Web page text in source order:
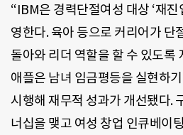
“IBM은 경력단절여성 대상 ‘재
영한다. 육아 등으로 커리어가 단
돌아와 리더 역할을 할 수 있도록
애플은 남녀 임금평등을 실현하
시행해 재무적 성과가 개선됐다.
너십을 맺고 여성 창업 인큐베이